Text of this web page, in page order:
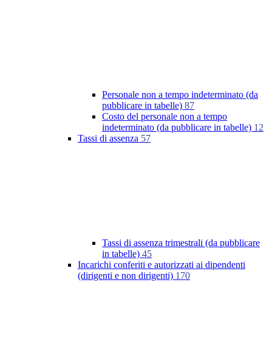
Personale non a tempo indeterminato (da
pubblicare in tabelle) 87
Costo del personale non a tempo
indeterminato (da pubblicare in tabelle) 12
Tassi di assenza 57
Tassi di assenza trimestrali (da pubblicare
in tabelle) 45
Incarichi conferiti e autorizzati ai dipendenti
(dirigenti e non dirigenti) 170